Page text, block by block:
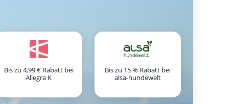
Bis zu 4,99 € Rabatt bei
Allegra K
Bis zu 15 % Rabatt bei
alsa-hundewelt